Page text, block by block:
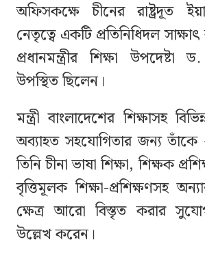
অফিসকক্ষে চীনের রাষ্ট্রদূত
নেতৃত্বে একটি প্রতিনিধিদল
প্রধানমন্ত্রীর শিক্ষা
উপস্থিত ছিলেন।
মন্ত্রী বাংলাদেশের শিক্ষাসহ
অব্যাহত সহযোগিতার জন্য তাঁকে
তিনি চীনা ভাষা শিক্ষা, শিক্ষক
বৃত্তিমূলক শিক্ষা-প্রশিক্ষণসহ
ক্ষেত্র আরো বিস্তৃত করার
উল্লেখ করেন।